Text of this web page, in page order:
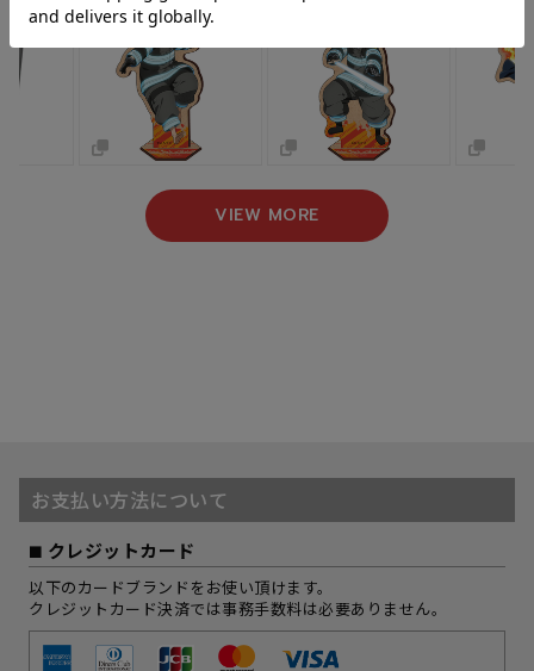
VIEW MORE
お支払い方法について
クレジットカード
以下のカードブランドをお使い頂けます。
クレジットカード決済では事務手数料は必要ありません。